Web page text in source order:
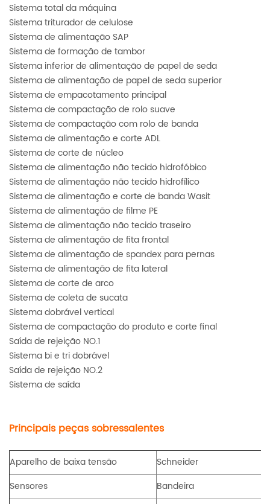
Sistema total da máquina
Sistema triturador de celulose
Sistema de alimentação SAP
Sistema de formação de tambor
Sistema inferior de alimentação de papel de seda
Sistema de alimentação de papel de seda superior
Sistema de empacotamento principal
Sistema de compactação de rolo suave
Sistema de compactação com rolo de banda
Sistema de alimentação e corte ADL
Sistema de corte de núcleo
Sistema de alimentação não tecido hidrofóbico
Sistema de alimentação não tecido hidrofílico
Sistema de alimentação e corte de banda Wasit
Sistema de alimentação de filme PE
Sistema de alimentação não tecido traseiro
Sistema de alimentação de fita frontal
Sistema de alimentação de spandex para pernas
Sistema de alimentação de fita lateral
Sistema de corte de arco
Sistema de coleta de sucata
Sistema dobrável vertical
Sistema de compactação do produto e corte final
Saída de rejeição NO.1
Sistema bi e tri dobrável
Saída de rejeição NO.2
Sistema de saída
Principais peças sobressalentes
Aparelho de baixa tensão
Schneider
Sensores
Bandeira